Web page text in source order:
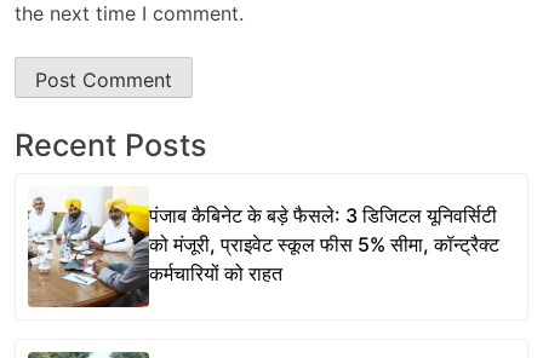
the next time I comment.
Recent Posts
पंजाब कैबिनेट के बड़े फैसले: 3 डिजिटल यूनिवर्सिटी
को मंजूरी, प्राइवेट स्कूल फीस 5% सीमा, कॉन्ट्रैक्ट
कर्मचारियों को राहत